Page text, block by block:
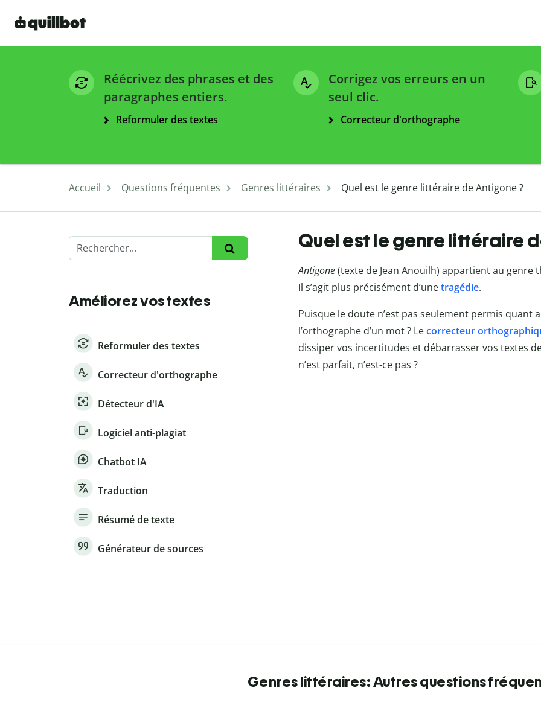
Réécrivez des phrases et des
paragraphes entiers.
Reformuler des textes
Corrigez vos erreurs en un
seul clic.
Correcteur d'orthographe
Accueil Questions fréquentes Genres littéraires Quel est le genre littéraire de Antigone ?
Améliorez vos textes
Reformuler des textes
Correcteur d'orthographe
Détecteur d'IA
Logiciel anti-plagiat
Chatbot IA
Traduction
Résumé de texte
Générateur de sources
Quel est le genre littéraire
Antigone(texte de Jean Anouilh) appartient au genre
Il s’agit plus précisément d’unetragédie.
Puisque le doute n’est pas seulement permis quant
l’orthographe d’un mot ? Lecorrecteur
dissiper vos incertitudes et débarrasser vos textes
n’est parfait, n’est-ce pas ?
Genres littéraires: Autres questions